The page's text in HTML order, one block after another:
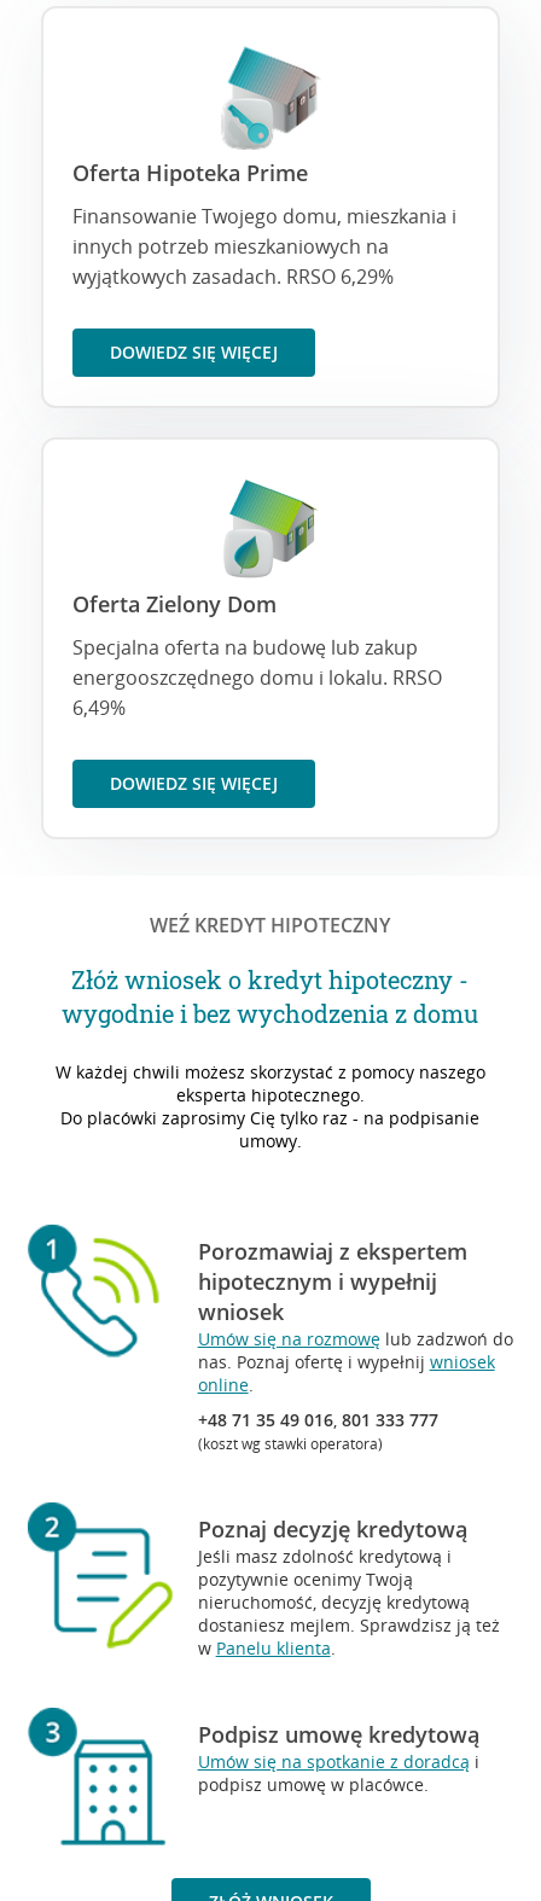
Oferta Hipoteka Prime
Finansowanie Twojego domu, mieszkania i
innych potrzeb mieszkaniowych na
wyjątkowych zasadach. RRSO 6,29%
DOWIEDZ SIĘ WIĘCEJ
Oferta Zielony Dom
Specjalna oferta na budowę lub zakup
energooszczędnego domu i lokalu. RRSO
6,49%
DOWIEDZ SIĘ WIĘCEJ
WEŹ KREDYT HIPOTECZNY
Złóż wniosek o kredyt hipoteczny -
wygodnie i bez wychodzenia z domu
W każdej chwili możesz skorzystać z pomocy naszego
eksperta hipotecznego.
Do placówki zaprosimy Cię tylko raz - na podpisanie
umowy.
Porozmawiaj z ekspertem
hipotecznym i wypełnij
wniosek
Umów się na rozmowęlub zadzwoń do
nas. Poznaj ofertę i wypełnij wniosek
online.
+48 71 35 49 016, 801 333 777
(koszt wg stawki operatora)
Poznaj decyzję kredytową
Jeśli masz zdolność kredytową i
pozytywnie ocenimy Twoją
nieruchomość, decyzję kredytową
dostaniesz mejlem. Sprawdzisz ją też
w Panelu klienta.
Podpisz umowę kredytową
Umów się na spotkanie z doradcą i
podpisz umowę w placówce.